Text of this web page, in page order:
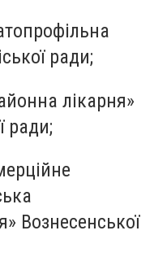
ради;
лікарня»
ради;
Вознесенської